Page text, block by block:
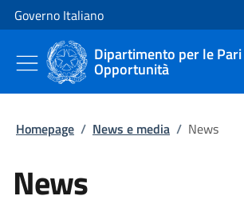
Vai al contenuto
Vai alla navigazione del sito
Governo Italiano
Dipartimento per le Pari
Opportunità
Homepage / News e media / News
News